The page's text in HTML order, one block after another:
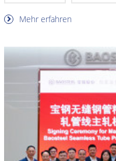
Mehr erfahren